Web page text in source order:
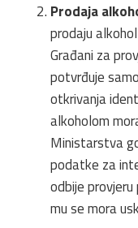
Prodaja
prodaju
Građani za
potvrđuje
otkrivanja
alkoholom
Ministarstva
podatke za
odbije
mu se mora